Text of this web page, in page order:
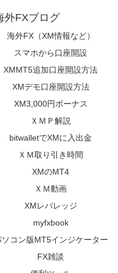
外FXブログ
海外FX（XM情報など）
スマホから口座開設
XMMT5追加口座開設方法
XMデモ口座開設方法
XM3,000円ボーナス
ＸＭＰ解説
bitwalletでXMに入出金
ＸＭ取り引き時間
XMのMT4
ＸＭ動画
XMレバレッジ
myfxbook
ソコン版MT5インジケーター
FX雑談